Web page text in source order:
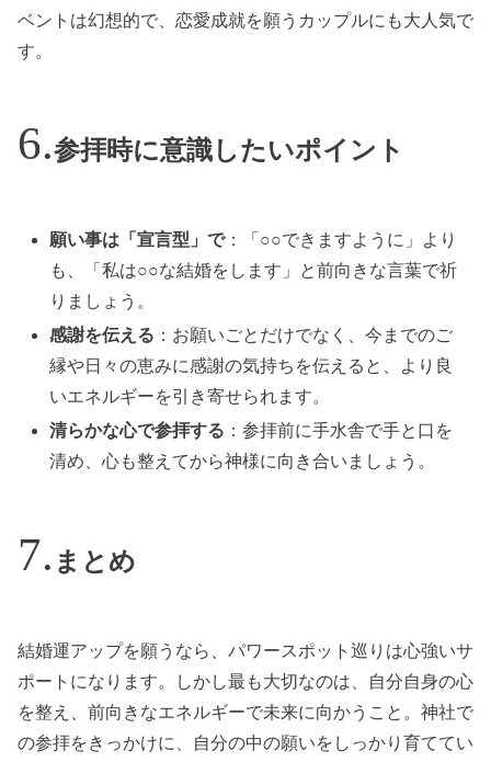
ベントは幻想的で、恋愛成就を願うカップルにも大人気で
す。
参拝時に意識したいポイント
願い事は「宣言型」で：「○○できますように」より
も、「私は○○な結婚をします」と前向きな言葉で祈
りましょう。
感謝を伝える ：お願いごとだけでなく、今までのご
縁や日々の恵みに感謝の気持ちを伝えると、より良
いエネルギーを引き寄せられます。
清らかな心で参拝する ：参拝前に手水舎で手と口を
清め、心も整えてから神様に向き合いましょう。
まとめ
結婚運アップを願うなら、パワースポット巡りは心強いサ
ポートになります。しかし最も大切なのは、自分自身の心
を整え、前向きなエネルギーで未来に向かうこと。神社で
の参拝をきっかけに、自分の中の願いをしっかり育ててい